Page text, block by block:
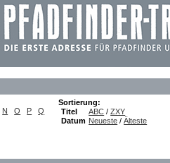
N O P
Q
Sortierung:
Titel
ABC /ZXY
Datum Neueste /Älteste